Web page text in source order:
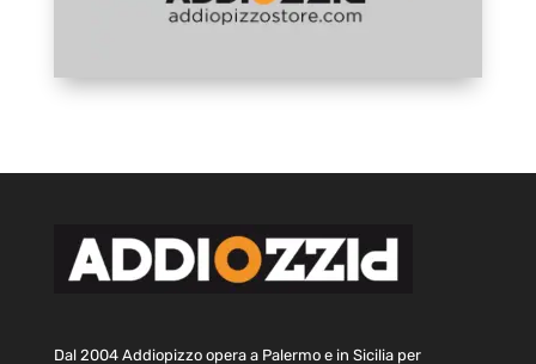
Dal 2004 Addiopizzo opera a Palermo e in Sicilia per